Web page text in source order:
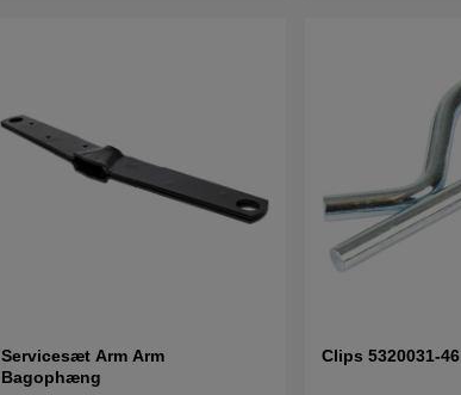
Servicesæt Arm Arm
Bagophæng
Clips 5320031-46